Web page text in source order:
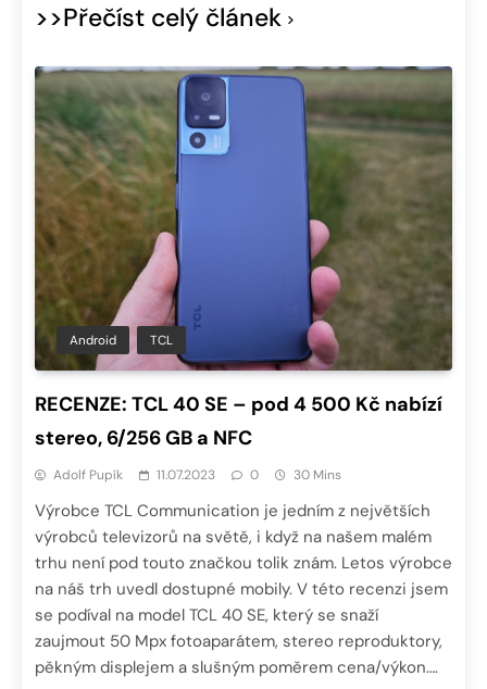
>>Přečíst celý článek
Android TCL
RECENZE: TCL 40 SE – pod 4 500 Kč nabízí
stereo, 6/256 GB a NFC
Adolf Pupík 11.07.2023 0 30 Mins
Výrobce TCL Communication je jedním z největších
výrobců televizorů na světě, i když na našem malém
trhu není pod touto značkou tolik znám. Letos výrobce
na náš trh uvedl dostupné mobily. V této recenzi jsem
se podíval na model TCL 40 SE, který se snaží
zaujmout 50 Mpx fotoaparátem, stereo reproduktory,
pěkným displejem a slušným poměrem cena/výkon….